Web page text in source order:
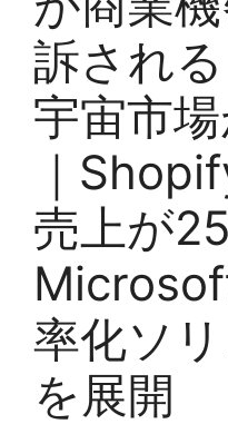
訴され
宇宙市
｜
売上が
率化ソ
を展開